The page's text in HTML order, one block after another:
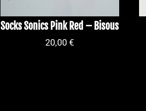
Socks Sonics Pink Red – Bisous
20,00€